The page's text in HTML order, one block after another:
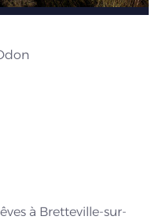
à Bretteville-sur-